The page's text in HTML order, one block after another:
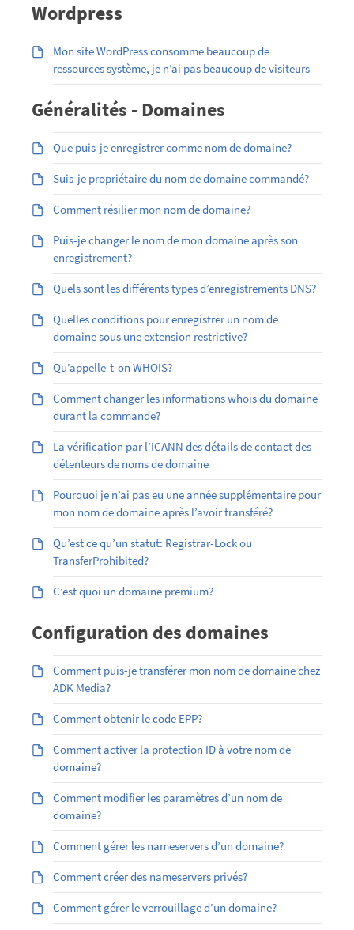
Wordpress
Mon site WordPress consomme beaucoup de
ressources système, je n’ai pas beaucoup de visiteurs
Généralités - Domaines
Que puis-je enregistrer comme nom de domaine?
Suis-je propriétaire du nom de domaine commandé?
Comment résilier mon nom de domaine?
Puis-je changer le nom de mon domaine après son
enregistrement?
Quels sont les différents types d’enregistrements DNS?
Quelles conditions pour enregistrer un nom de
domaine sous une extension restrictive?
Qu’appelle-t-on WHOIS?
Comment changer les informations whois du domaine
durant la commande?
La vérification par l’ICANN des détails de contact des
détenteurs de noms de domaine
Pourquoi je n’ai pas eu une année supplémentaire pour
mon nom de domaine après l’avoir transféré?
Qu’est ce qu’un statut: Registrar-Lock ou
TransferProhibited?
C’est quoi un domaine premium?
Configuration des domaines
Comment puis-je transférer mon nom de domaine chez
ADK Media?
Comment obtenir le code EPP?
Comment activer la protection ID à votre nom de
domaine?
Comment modifier les paramètres d’un nom de
domaine?
Comment gérer les nameservers d’un domaine?
Comment créer des nameservers privés?
Comment gérer le verrouillage d’un domaine?